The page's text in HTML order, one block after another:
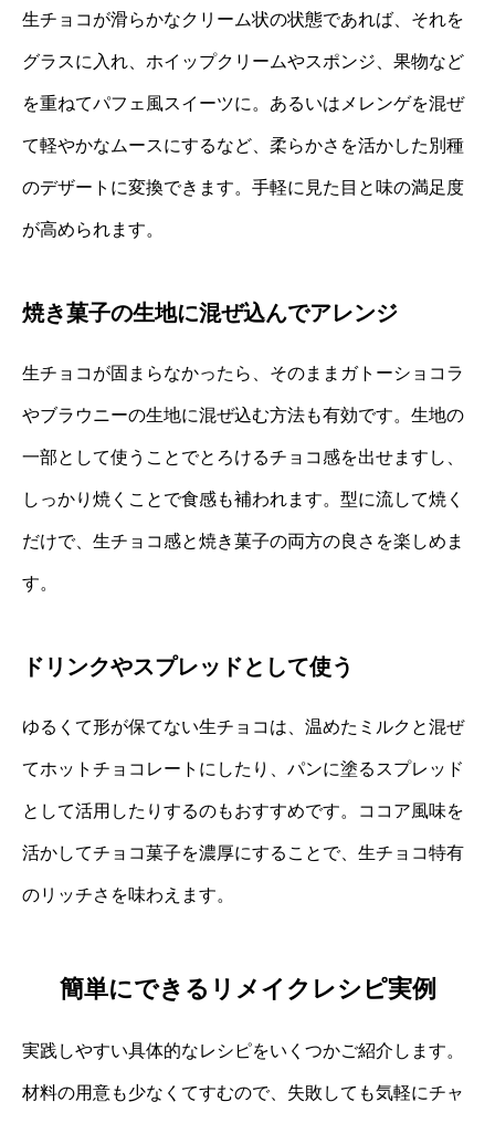
生チョコが滑らかなクリーム状の状態であれば、それを
グラスに入れ、ホイップクリームやスポンジ、果物など
を重ねてパフェ風スイーツに。あるいはメレンゲを混ぜ
て軽やかなムースにするなど、柔らかさを活かした別種
のデザートに変換できます。手軽に見た目と味の満足度
が高められます。
焼き菓子の生地に混ぜ込んでアレンジ
生チョコが固まらなかったら、そのままガトーショコラ
やブラウニーの生地に混ぜ込む方法も有効です。生地の
一部として使うことでとろけるチョコ感を出せますし、
しっかり焼くことで食感も補われます。型に流して焼く
だけで、生チョコ感と焼き菓子の両方の良さを楽しめま
す。
ドリンクやスプレッドとして使う
ゆるくて形が保てない生チョコは、温めたミルクと混ぜ
てホットチョコレートにしたり、パンに塗るスプレッド
として活用したりするのもおすすめです。ココア風味を
活かしてチョコ菓子を濃厚にすることで、生チョコ特有
のリッチさを味わえます。
簡単にできるリメイクレシピ実例
実践しやすい具体的なレシピをいくつかご紹介します。
材料の用意も少なくてすむので、失敗しても気軽にチャ